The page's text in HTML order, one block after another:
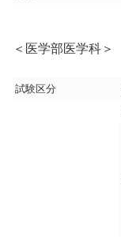
＜医学部医学科＞
試験区分